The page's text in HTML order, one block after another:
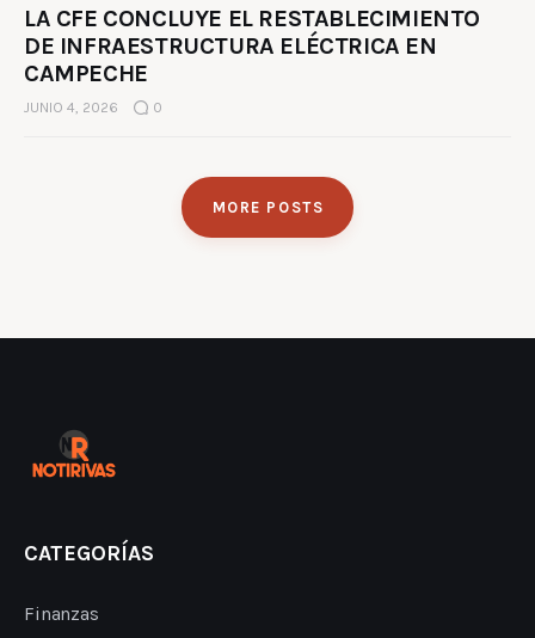
LA CFE CONCLUYE EL RESTABLECIMIENTO
DE INFRAESTRUCTURA ELÉCTRICA EN
CAMPECHE
JUNIO 4, 2026 0
MORE POSTS
CATEGORÍAS
Finanzas